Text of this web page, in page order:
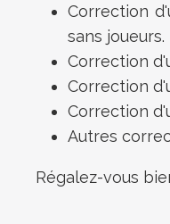
Correction
sans joueurs.
Correction
Correction
Correction
Autres
Régalez-vous